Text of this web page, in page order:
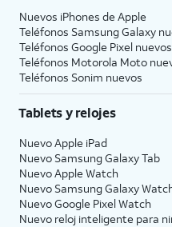
Nuevos iPhones de Apple
Teléfonos Samsung Galaxy
Teléfonos Google Pixel nuevos
Teléfonos Motorola Moto
Teléfonos Sonim nuevos
Tablets y relojes
Nuevo Apple iPad
Nuevo Samsung Galaxy Tab
Nuevo Apple Watch
Nuevo Samsung Galaxy
Nuevo Google Pixel Watch
Nuevo reloj inteligente para